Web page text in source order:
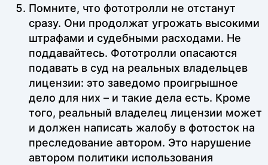
Помните, что фототролли не отстанут
сразу. Они продолжат угрожать высокими
штрафами и судебными расходами. Не
поддавайтесь. Фототролли опасаются
подавать в суд на реальных владельцев
лицензии: это заведомо проигрышное
дело для них – и такие дела есть. Кроме
того, реальный владелец лицензии может
и должен написать жалобу в фотосток на
преследование автором. Это нарушение
автором политики использования